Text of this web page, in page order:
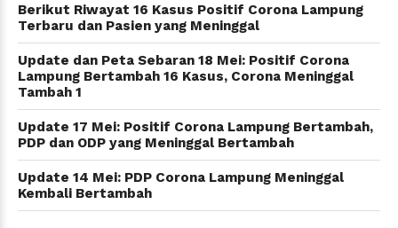
Berikut Riwayat 16 Kasus Positif Corona Lampung
Terbaru dan Pasien yang Meninggal
Update dan Peta Sebaran 18 Mei: Positif Corona
Lampung Bertambah 16 Kasus, Corona Meninggal
Tambah 1
Update 17 Mei: Positif Corona Lampung Bertambah,
PDP dan ODP yang Meninggal Bertambah
Update 14 Mei: PDP Corona Lampung Meninggal
Kembali Bertambah